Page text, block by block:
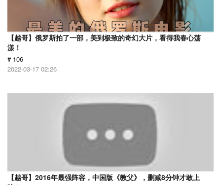
【越哥】俄罗斯拍了一部，美到极致的奇幻大片，看得我春心荡
漾！
# 106
2022-03-17 02:26
【越哥】2016年最强阵容，中国版《教父》，删减8分钟才敢上